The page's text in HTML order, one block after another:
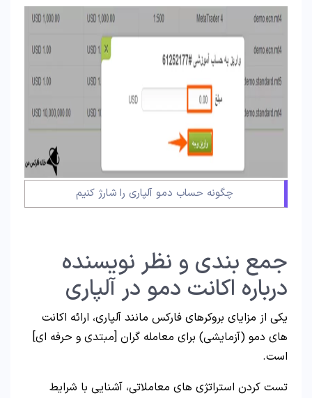
چگونه حساب دمو آلپاری را شارژ کنیم
جمع بندی و نظر نویسنده
درباره اکانت دمو در آلپاری
یکی از مزایای بروکرهای فارکس مانند آلپاری، ارائه اکانت
های دمو (آزمایشی) برای معامله گران [مبتدی و حرفه ای]
است.
تست کردن استراتژی های معاملاتی، آشنایی با شرایط